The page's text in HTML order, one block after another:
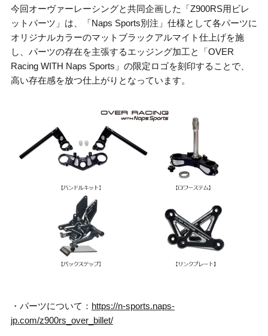
今回オーヴァーレーシングと共同企画した「Z900RS用ビレ
ットパーツ」は、「Naps Sports別注」仕様として各パーツに
オリジナルカラーのマットブラックアルマイト仕上げを施
し、パーツの存在を主張するエッジング加工と「OVER
Racing WITH Naps Sports」の限定ロゴを刻印することで、
高い存在感を放つ仕上がりとなっています。
・パーツについて： https://n-sports.naps-
jp.com/z900rs_over_billet/